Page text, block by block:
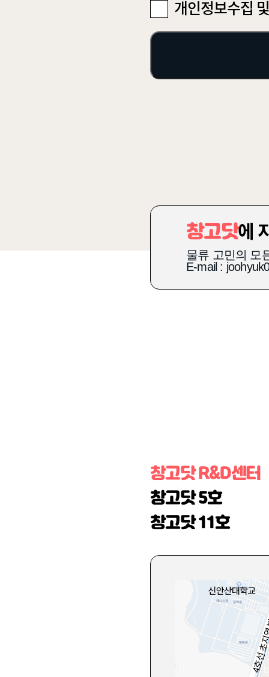
개인정보수집
창고닷에
물류 고민의 모
E-mail :
창고닷 R&D센터
창고닷 5호
창고닷 11호